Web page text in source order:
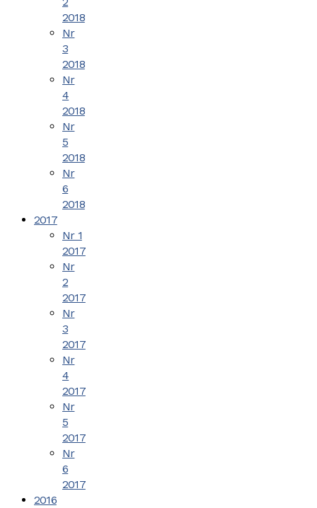
2018
Nr
3
2018
Nr
4
2018
Nr
5
2018
Nr
6
2018
2017
Nr 1
2017
Nr
2
2017
Nr
3
2017
Nr
4
2017
Nr
5
2017
Nr
6
2017
2016